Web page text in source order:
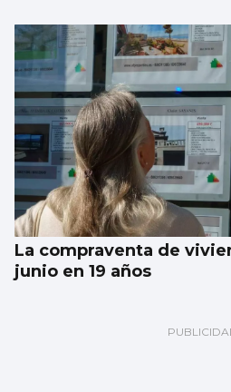
La compraventa de
junio en 19 años